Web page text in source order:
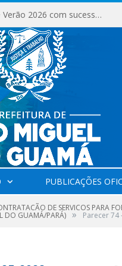
São Miguel do Guamá encerra os Jogos de Verão 2026 com sucesso de público e competições.
PUBLICAÇÕES
DE SERVICOS PARA
DO GUAMÁ/PARÁ) » Parecer 74